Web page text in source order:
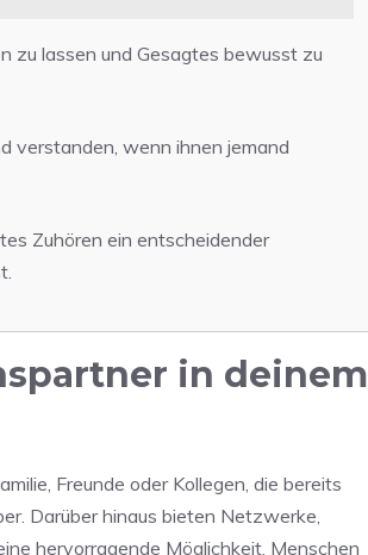
zu lassen und Gesagtes bewusst zu
verstanden, wenn ihnen jemand
Zuhören ein entscheidender
in deinem
Freunde oder Kollegen, die bereits
Darüber hinaus bieten Netzwerke,
hervorragende Möglichkeit, Menschen